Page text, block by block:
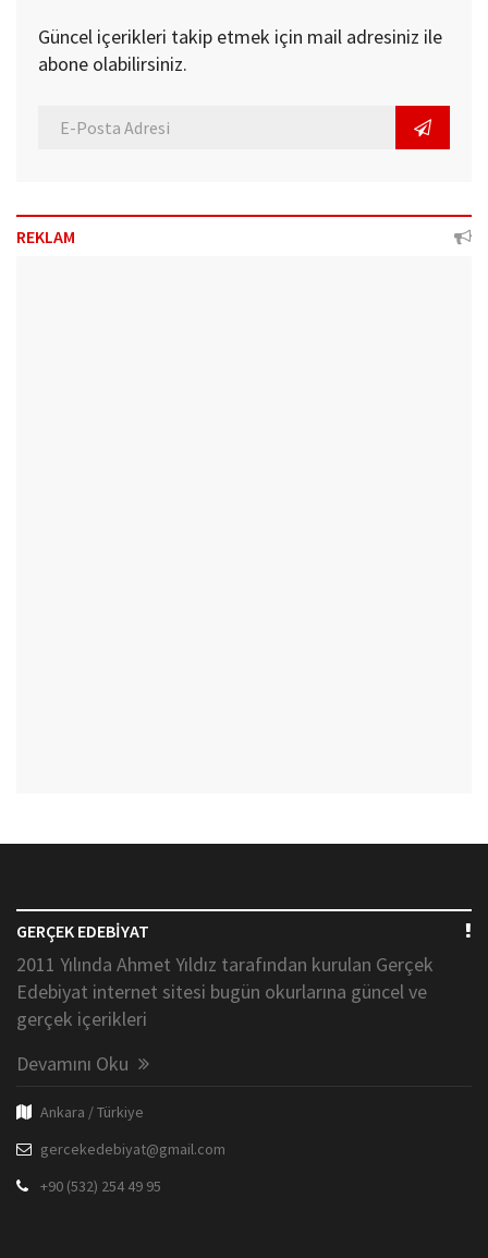
Güncel içerikleri takip etmek için mail adresiniz ile
abone olabilirsiniz.
REKLAM
GERÇEK EDEBİYAT
2011 Yılında Ahmet Yıldız tarafından kurulan Gerçek
Edebiyat internet sitesi bugün okurlarına güncel ve
gerçek içerikleri
Devamını Oku
Ankara / Türkiye
gercekedebiyat@gmail.com
+90 (532) 254 49 95